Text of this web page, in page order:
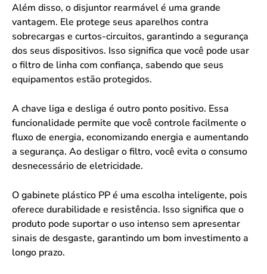
Além disso, o disjuntor rearmável é uma grande
vantagem. Ele protege seus aparelhos contra
sobrecargas e curtos-circuitos, garantindo a segurança
dos seus dispositivos. Isso significa que você pode usar
o filtro de linha com confiança, sabendo que seus
equipamentos estão protegidos.
A chave liga e desliga é outro ponto positivo. Essa
funcionalidade permite que você controle facilmente o
fluxo de energia, economizando energia e aumentando
a segurança. Ao desligar o filtro, você evita o consumo
desnecessário de eletricidade.
O gabinete plástico PP é uma escolha inteligente, pois
oferece durabilidade e resistência. Isso significa que o
produto pode suportar o uso intenso sem apresentar
sinais de desgaste, garantindo um bom investimento a
longo prazo.